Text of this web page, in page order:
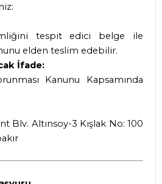
tespit edici belge ile
elden teslim edebilir.
İfade:
Kanunu Kapsamında
Blv. Altınsoy-3 Kışlak No: 100